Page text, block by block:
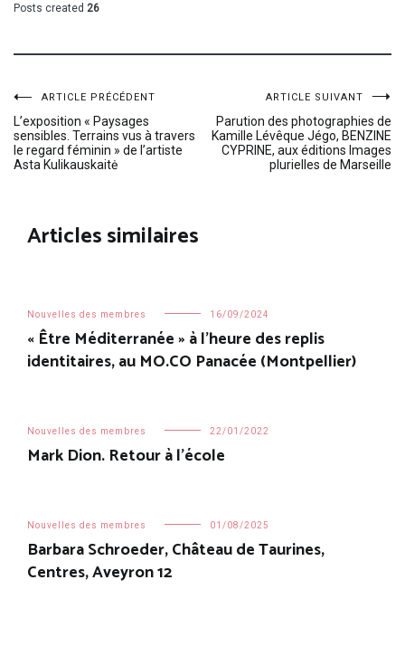
Posts created 26
Navigation
de
ARTICLE PRÉCÉDENT
L’exposition « Paysages
sensibles. Terrains vus à travers
le regard féminin » de l’artiste
Asta Kulikauskaitė
ARTICLE SUIVANT
Parution des photographies de
Kamille Lévêque Jégo, BENZINE
CYPRINE, aux éditions Images
plurielles de Marseille
Articles similaires
Nouvelles des membres 16/09/2024
« Être Méditerranée » à l’heure des replis
identitaires, au MO.CO Panacée (Montpellier)
Nouvelles des membres 22/01/2022
Mark Dion. Retour à l’école
Nouvelles des membres 01/08/2025
Barbara Schroeder, Château de Taurines,
Centres, Aveyron 12